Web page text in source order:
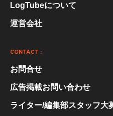
LogTubeについて
運営会社
CONTACT :
お問合せ
広告掲載お問い合わせ
ライター/編集部スタッフ大